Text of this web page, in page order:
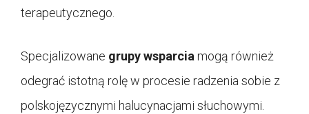
terapeutycznego.
Specjalizowane grupy wsparcia mogą również
odegrać istotną rolę w procesie radzenia sobie z
polskojęzycznymi halucynacjami słuchowymi.